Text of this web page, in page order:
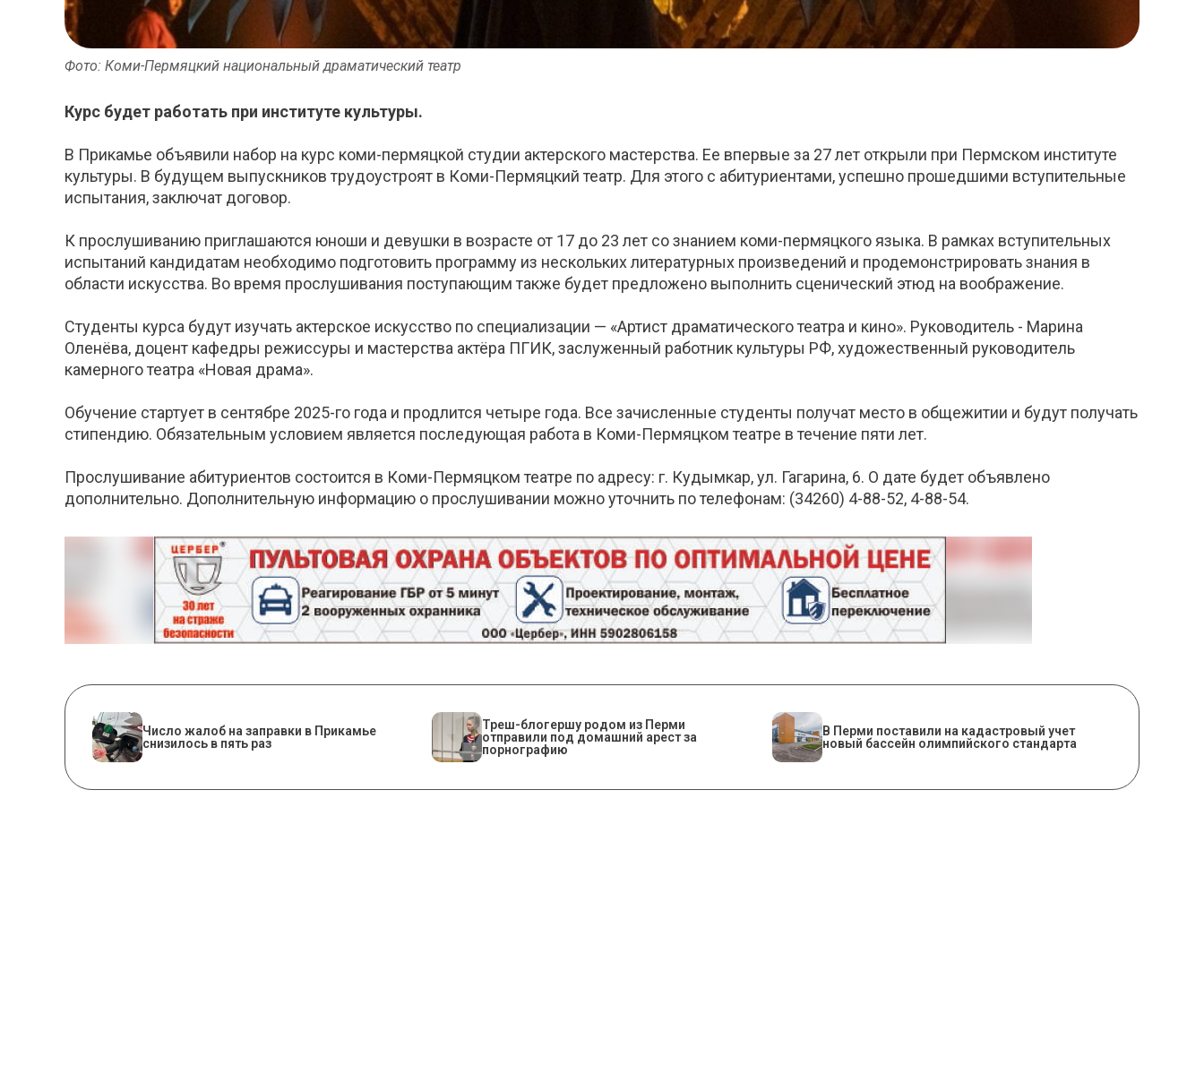
Фото: Коми-Пермяцкий национальный драматический театр
Курс будет работать при институте культуры.
В Прикамье объявили набор на курс коми-пермяцкой студии актерского мастерства. Ее впервые за 27 лет открыли при Пермском институте
культуры. В будущем выпускников трудоустроят в Коми-Пермяцкий театр. Для этого с абитуриентами, успешно прошедшими вступительные
испытания, заключат договор.
К прослушиванию приглашаются юноши и девушки в возрасте от 17 до 23 лет со знанием коми-пермяцкого языка. В рамках вступительных
испытаний кандидатам необходимо подготовить программу из нескольких литературных произведений и продемонстрировать знания в
области искусства. Во время прослушивания поступающим также будет предложено выполнить сценический этюд на воображение.
Студенты курса будут изучать актерское искусство по специализации — «Артист драматического театра и кино». Руководитель - Марина
Оленёва, доцент кафедры режиссуры и мастерства актёра ПГИК, заслуженный работник культуры РФ, художественный руководитель
камерного театра «Новая драма».
Обучение стартует в сентябре 2025-го года и продлится четыре года. Все зачисленные студенты получат место в общежитии и будут получать
стипендию. Обязательным условием является последующая работа в Коми-Пермяцком театре в течение пяти лет.
Прослушивание абитуриентов состоится в Коми-Пермяцком театре по адресу: г. Кудымкар, ул. Гагарина, 6. О дате будет объявлено
дополнительно. Дополнительную информацию о прослушивании можно уточнить по телефонам: (34260) 4-88-52, 4-88-54.
Число жалоб на заправки в Прикамье
снизилось в пять раз
Треш-блогершу родом из Перми
отправили под домашний арест за
порнографию
В Перми поставили на кадастровый учет
новый бассейн олимпийского стандарта